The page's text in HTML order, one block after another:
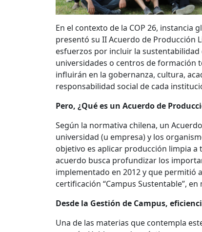
En el contexto de la COP 26, instancia
presentó su II Acuerdo de Producción
esfuerzos por incluir la
universidades o centros de formación
influirán en la gobernanza, cultura,
responsabilidad social de cada
Pero, ¿Qué es un Acuerdo de
Según la normativa chilena, un
universidad (u empresa) y los
objetivo es aplicar producción limpia a
acuerdo busca profundizar los
implementado en 2012 y que permitió
certificación “Campus Sustentable”,
Desde la Gestión de Campus,
Una de las materias que contempla